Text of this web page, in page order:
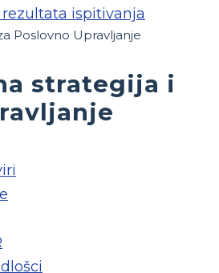
ispitivanja
strategija i